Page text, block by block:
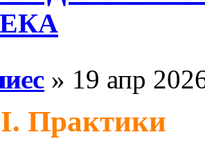
» 19 апр
Практики